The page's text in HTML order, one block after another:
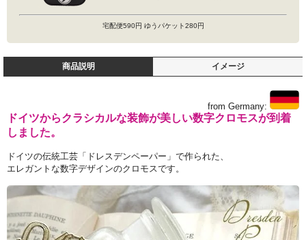
宅配便590円 ゆうパケット280円
商品説明 イメージ
from Germany:
ドイツからクラシカルな装飾が美しい数字クロモスが到着
しました。
ドイツの伝統工芸「ドレスデンペーパー」で作られた、
エレガントな数字デザインのクロモスです。